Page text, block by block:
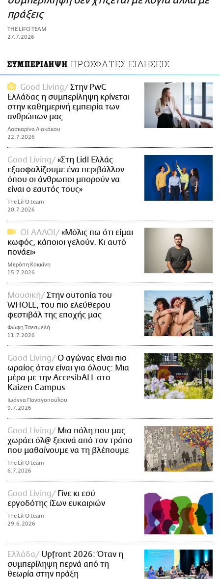
ΑΜΠΑ
PRINT
πράξεις
THE LIFO TEAM
27.7.2026
ΣΥΜΠΕΡΙΛΗΨΗ ΠΡΟΣΦΑΤΕΣ ΕΙΔΗΣΕΙΣ
Good Living
Στην PwC
Ελλάδας η συμπερίληψη κρίνεται
στην καθημερινή εμπειρία των
ανθρώπων μας
Λασκαρίνα Λιακάκου
22.7.2026
Good Living
«Στη Lidl Ελλάς
εξασφαλίζουμε ένα περιβάλλον
όπου οι άνθρωποι μπορούν να
είναι ο εαυτός τους»
The LiFO team
20.7.2026
ΟΙ ΑΛΛΟΙ
«Μόλις πω ότι είμαι
κωφός, κάποιοι γελούν. Κι αυτό
πονάει»
Μερόπη Κοκκίνη
15.7.2026
Μουσική
Στην ουτοπία του
WHOLE, του πιο ελεύθερου
φεστιβάλ της εποχής μας
Φώφη Τσεσμελή
11.7.2026
Good Living
Ο αγώνας είναι πιο
ωραίος όταν είναι για όλους: Μια
μέρα με την AccesibALL στο
Kaizen Campus
Ιωάννα Παναγοπούλου
9.7.2026
Good Living
Μια πόλη που μας
χωράει όλ@ ξεκινά από τον τρόπο
που μαθαίνουμε να τη βλέπουμε
The LiFO team
6.7.2026
Good Living
Γίνε κι εσύ
εργοδότης ίΣων ευκαιριών
The LiFO team
29.6.2026
Ελλάδα
Upfront 2026: Όταν η
συμπερίληψη περνά από τη
θεωρία στην πράξη